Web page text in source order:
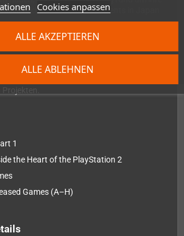
Cookies anpassen
ALLE ABLEHNEN
ALLE AKZEPTIEREN
der Pre-Launch-Events in Japan
taucht tief in die Architektur der Konsole
Spiele von A bis zum Beginn von H – mit
1
the Heart of the PlayStation 2
Games (A–H)